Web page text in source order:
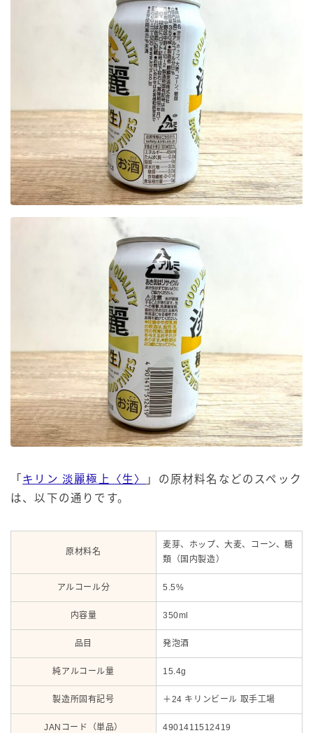
「 キリン 淡麗極上〈生〉
」の原材料名などのスペック
は、以下の通りです。
原材料名
麦芽、ホップ、大麦、コーン、糖
類（国内製造）
アルコール分 5.5%
内容量 350ml
品目 発泡酒
純アルコール量 15.4g
製造所固有記号 ＋24 キリンビール 取手工場
JANコード（単品） 4901411512419